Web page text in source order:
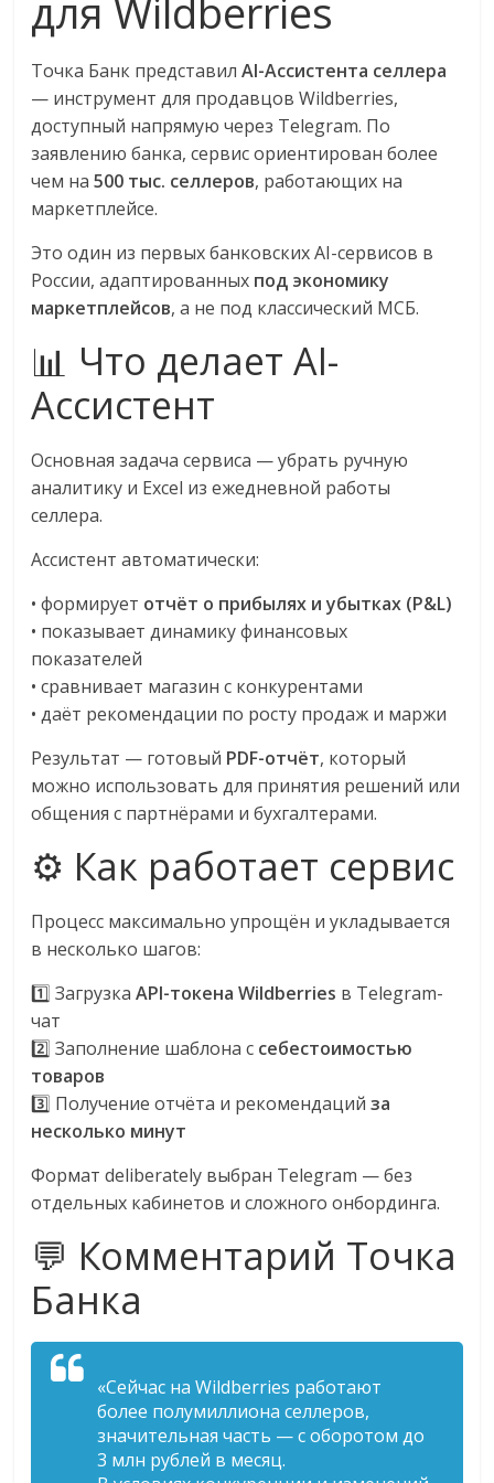
логистике,
соцсетях.
Нам
важно,
как
знать
как
меняет
жизнь
людей
обсудить
эти
изменения
читателем.
для Wildberries
Точка Банк представилAI-Ассистента селлера
— инструмент для продавцов Wildberries,
доступный напрямую через Telegram. По
заявлению банка, сервис ориентирован более
чем на500 тыс. селлеров, работающих на
маркетплейсе.
Это один из первых банковских AI-сервисов в
России, адаптированных под экономику
маркетплейсов, а не под классический МСБ.
📊 Что делает AI-
Ассистент
Основная задача сервиса — убрать ручную
аналитику и Excel из ежедневной работы
селлера.
Ассистент автоматически:
• формирует отчёт о прибылях и убытках (P&L)
• показывает динамику финансовых
показателей
• сравнивает магазин с конкурентами
• даёт рекомендации по росту продаж и маржи
Результат — готовый PDF-отчёт, который
можно использовать для принятия решений или
общения с партнёрами и бухгалтерами.
⚙️ Как работает сервис
Процесс максимально упрощён и укладывается
в несколько шагов:
1️⃣ ЗагрузкаAPI-токена Wildberries в Telegram-
чат
2️⃣ Заполнение шаблона с себестоимостью
товаров
3️⃣ Получение отчёта и рекомендацийза
несколько минут
Формат deliberately выбран Telegram — без
отдельных кабинетов и сложного онбординга.
💬 Комментарий Точка
Банка
«Сейчас на Wildberries работают
более полумиллиона селлеров,
значительная часть — с оборотом до
3 млн рублей в месяц.